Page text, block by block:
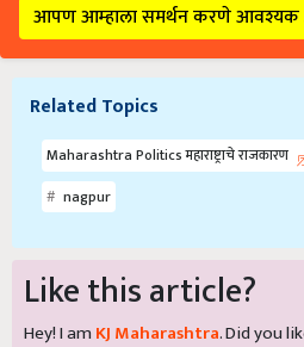
आपण आम्हाला समर्थन करणे
Related Topics
Maharashtra Politics महाराष्ट्राचे राजकारण
nagpur
Like this article?
Hey! I am KJ Maharashtra. Did you